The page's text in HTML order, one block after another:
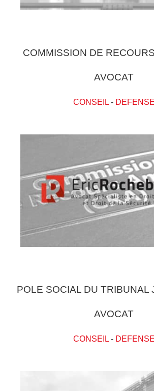
COMMISSION DE
AVOCAT
CONSEIL- DEFENSE
POLE SOCIAL DU TRIBUNAL
AVOCAT
CONSEIL- DEFENSE